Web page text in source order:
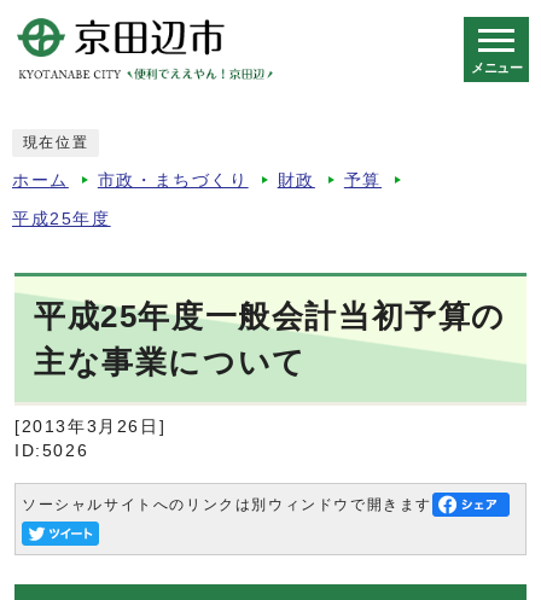
メニュー
現在位置
ホーム 市政・まちづくり 財政 予算
平成25年度
平成25年度一般会計当初予算の
主な事業について
[2013年3月26日]
ID:5026
ソーシャルサイトへのリンクは別ウィンドウで開きます